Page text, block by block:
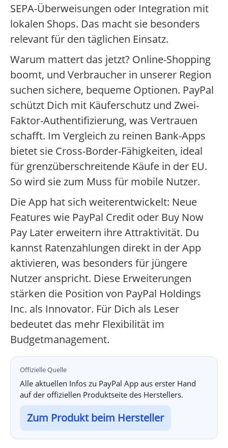
SEPA-Überweisungen oder Integration mit
lokalen Shops. Das macht sie besonders
relevant für den täglichen Einsatz.
Warum mattert das jetzt? Online-Shopping
boomt, und Verbraucher in unserer Region
suchen sichere, bequeme Optionen. PayPal
schützt Dich mit Käuferschutz und Zwei-
Faktor-Authentifizierung, was Vertrauen
schafft. Im Vergleich zu reinen Bank-Apps
bietet sie Cross-Border-Fähigkeiten, ideal
für grenzüberschreitende Käufe in der EU.
So wird sie zum Muss für mobile Nutzer.
Die App hat sich weiterentwickelt: Neue
Features wie PayPal Credit oder Buy Now
Pay Later erweitern ihre Attraktivität. Du
kannst Ratenzahlungen direkt in der App
aktivieren, was besonders für jüngere
Nutzer anspricht. Diese Erweiterungen
stärken die Position von PayPal Holdings
Inc. als Innovator. Für Dich als Leser
bedeutet das mehr Flexibilität im
Budgetmanagement.
Offizielle Quelle
Alle aktuellen Infos zu PayPal App aus erster Hand
auf der offiziellen Produktseite des Herstellers.
Zum Produkt beim Hersteller